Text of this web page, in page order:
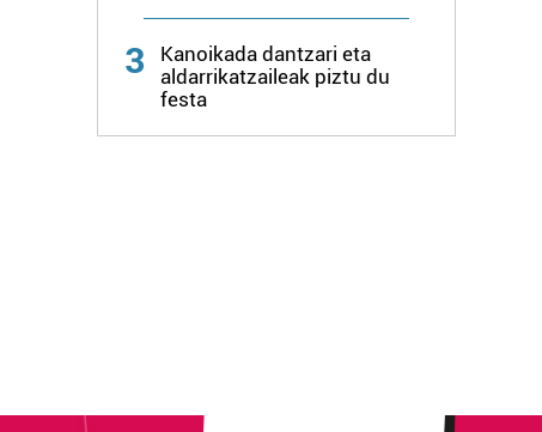
3
Kanoikada dantzari eta
aldarrikatzaileak piztu du
festa